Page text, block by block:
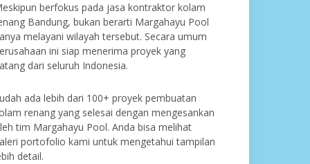
berfokus pada jasa kontraktor kolam
Bandung, bukan berarti Margahayu Pool
melayani wilayah tersebut. Secara umum
ini siap menerima proyek yang
dari seluruh Indonesia.
ada lebih dari 100+ proyek pembuatan
renang yang selesai dengan mengesankan
tim Margahayu Pool. Anda bisa melihat
portofolio kami untuk mengetahui tampilan
detail.